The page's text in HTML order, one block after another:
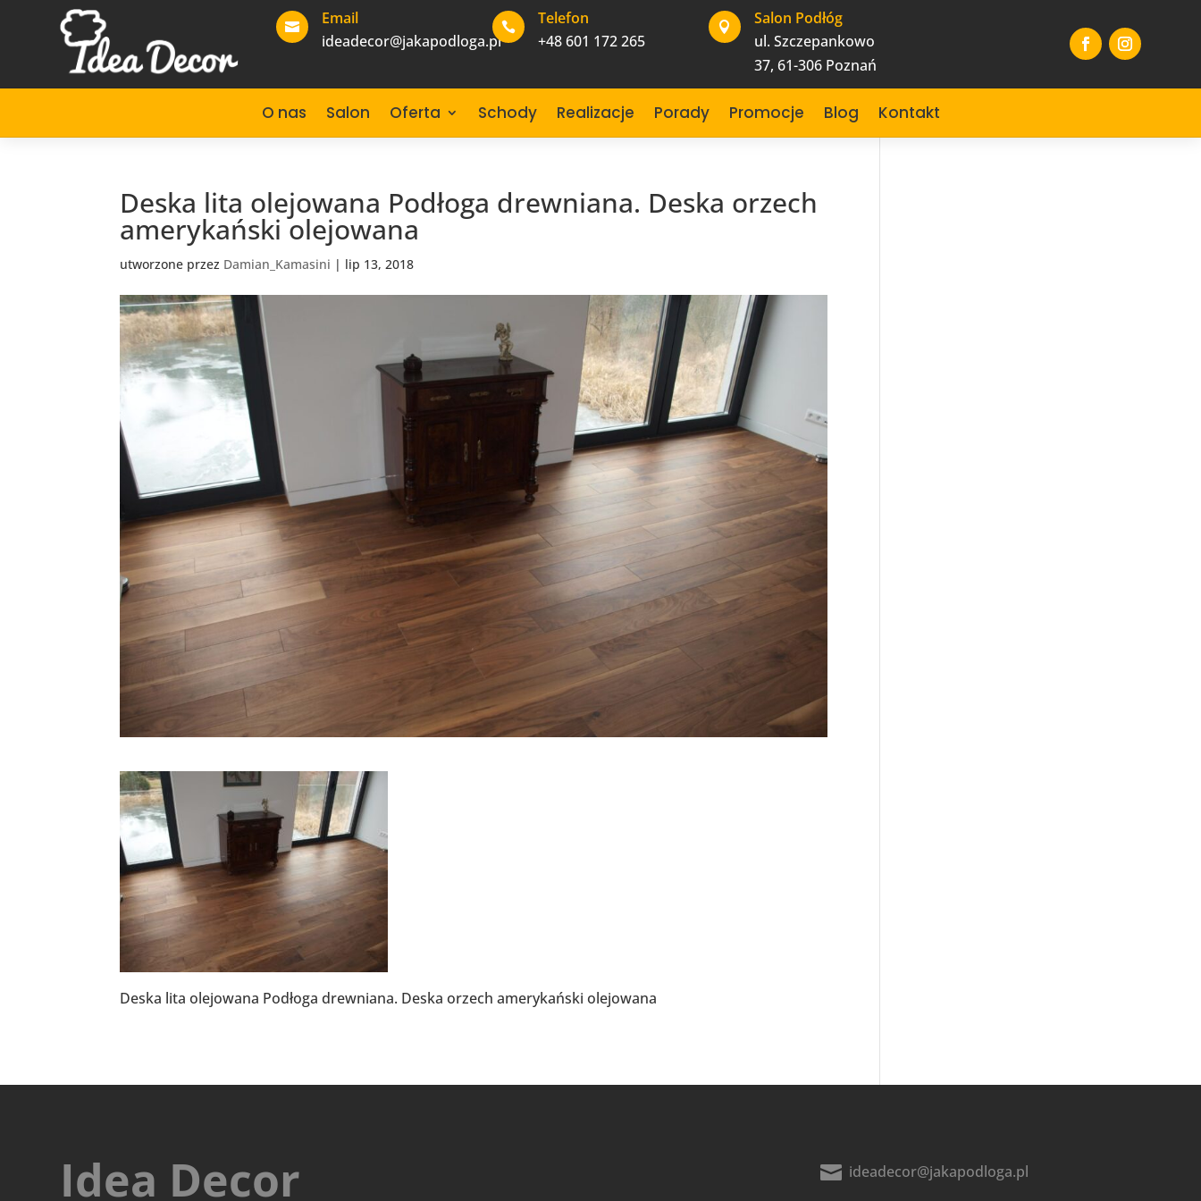

Email
ideadecor@jakapodloga.pl

Telefon
+48 601 172 265

Salon Podłóg
ul. Szczepankowo
37, 61-306 Poznań
O nas Salon Oferta Schody Realizacje Porady Promocje Blog Kontakt
Deska lita olejowana Podłoga drewniana. Deska orzech
amerykański olejowana
utworzone przez Damian_Kamasini | lip 13, 2018
Deska lita olejowana Podłoga drewniana. Deska orzech amerykański olejowana
Idea Decor  ideadecor@jakapodloga.pl